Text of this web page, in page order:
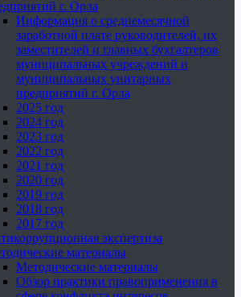
г. Орла
Информация о среднемесячной
заработной плате руководителей, их
заместителей и главных бухгалтеров
муниципальных учреждений и
муниципальных унитарных
предприятий г. Орла
2025 год
2024 год
2023 год
2022 год
2021 год
2020 год
2019 год
2018 год
2017 год
экспертиза
материалы
Методические материалы
Обзор практики правоприменения в